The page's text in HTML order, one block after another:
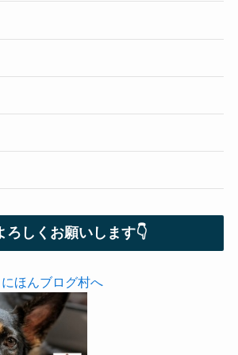
ろしくお願いします👇